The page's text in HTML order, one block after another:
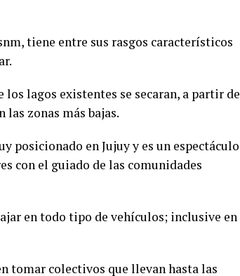
tiene entre sus rasgos característicos
lagos existentes se secaran, a partir de
zonas más bajas.
posicionado en Jujuy y es un espectáculo
con el guiado de las comunidades
en todo tipo de vehículos; inclusive en
tomar colectivos que llevan hasta las